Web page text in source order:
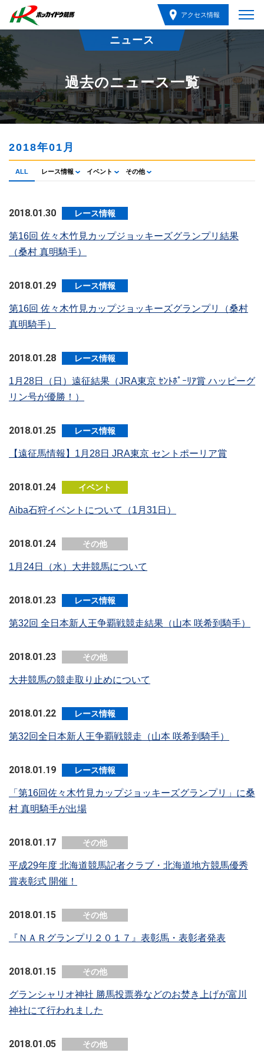
アクセス情報
ニュース
過去のニュース一覧
2018年01月
ALL レース情報 イベント その他
2018.01.30 レース情報
第16回 佐々木竹見カップジョッキーズグランプリ結果
（桑村 真明騎手）
2018.01.29 レース情報
第16回 佐々木竹見カップジョッキーズグランプリ（桑村
真明騎手）
2018.01.28 レース情報
1月28日（日）遠征結果（JRA東京 ｾﾝﾄﾎﾟｰﾘｱ賞 ハッピーグ
リン号が優勝！）
2018.01.25 レース情報
【遠征馬情報】1月28日 JRA東京 セントポーリア賞
2018.01.24 イベント
Aiba石狩イベントについて（1月31日）
2018.01.24 その他
1月24日（水）大井競馬について
2018.01.23 レース情報
第32回 全日本新人王争覇戦競走結果（山本 咲希到騎手）
2018.01.23 その他
大井競馬の競走取り止めについて
2018.01.22 レース情報
第32回全日本新人王争覇戦競走（山本 咲希到騎手）
2018.01.19 レース情報
「第16回佐々木竹見カップジョッキーズグランプリ」に桑
村 真明騎手が出場
2018.01.17 その他
平成29年度 北海道競馬記者クラブ・北海道地方競馬優秀
賞表彰式 開催！
2018.01.15 その他
『ＮＡＲグランプリ２０１７』表彰馬・表彰者発表
2018.01.15 その他
グランシャリオ神社 勝馬投票券などのお焚き上げが富川
神社にて行われました
2018.01.05 その他